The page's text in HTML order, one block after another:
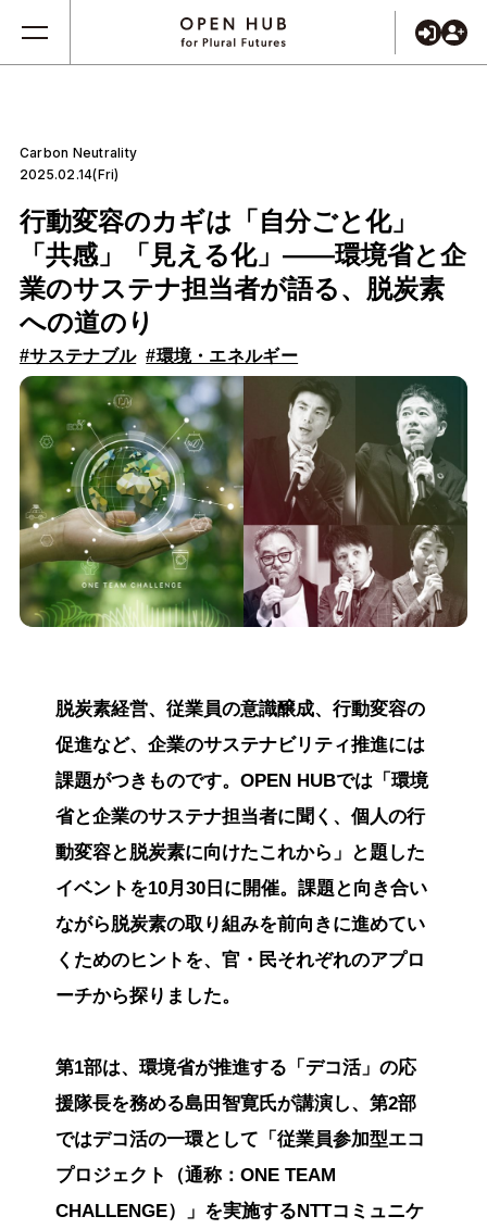
Carbon Neutrality
2025.02.14(Fri)
行動変容のカギは「自分ごと化」
「共感」「見える化」――環境省と企
業のサステナ担当者が語る、脱炭素
への道のり
#サステナブル #環境・エネルギー
脱炭素経営、従業員の意識醸成、行動変容の
促進など、企業のサステナビリティ推進には
課題がつきものです。OPEN HUBでは「環境
省と企業のサステナ担当者に聞く、個人の行
動変容と脱炭素に向けたこれから」と題した
イベントを10月30日に開催。課題と向き合い
ながら脱炭素の取り組みを前向きに進めてい
くためのヒントを、官・民それぞれのアプロ
ーチから探りました。
第1部は、環境省が推進する「デコ活」の応
援隊長を務める島田智寛氏が講演し、第2部
ではデコ活の一環として「従業員参加型エコ
プロジェクト（通称：ONE TEAM
CHALLENGE）」を実施するNTTコミュニケ